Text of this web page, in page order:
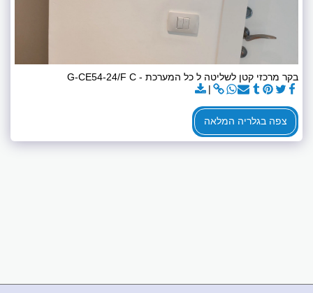
בקר מרכזי קטן לשליטה ל כל המערכת - G-CE54-24/F C
צפה בגלריה המלאה